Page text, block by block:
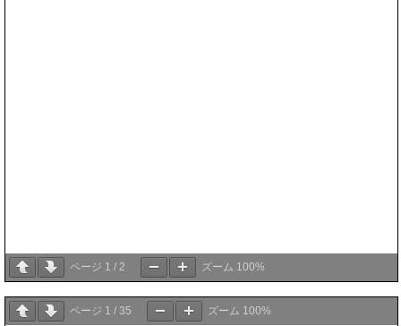
ページ 1 / 2 ズーム 100%
ページ 1 / 35 ズーム 100%